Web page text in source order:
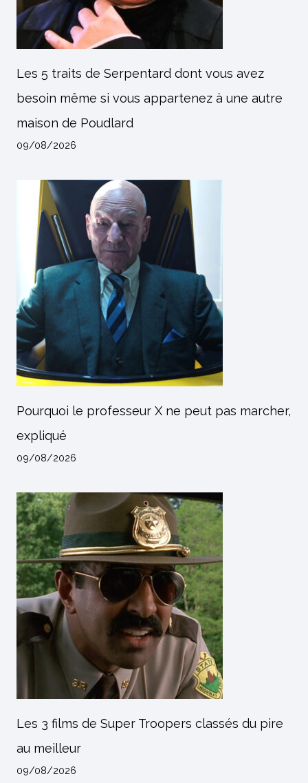
Les 5 traits de Serpentard dont vous avez
besoin même si vous appartenez à une autre
maison de Poudlard
09/08/2026
Pourquoi le professeur X ne peut pas marcher,
expliqué
09/08/2026
Les 3 films de Super Troopers classés du pire
au meilleur
09/08/2026